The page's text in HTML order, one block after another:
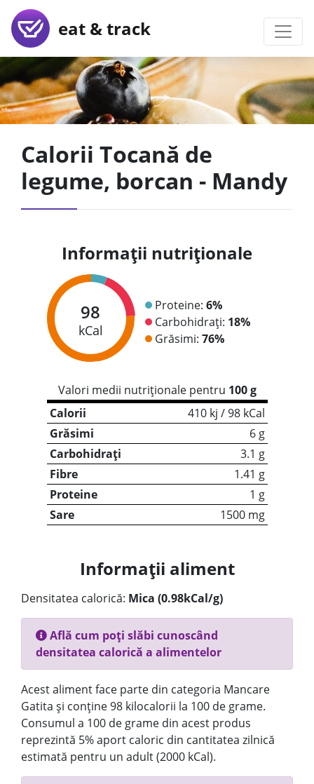
eat & track
Calorii Tocană de
legume, borcan - Mandy
Informații nutriționale
98
kCal
Proteine: 6%
Carbohidrați: 18%
Grăsimi: 76%
Valori medii nutriționale pentru 100 g
Calorii
410 kj / 98 kCal
Grăsimi
6 g
Carbohidrați
3.1 g
Fibre
1.41 g
Proteine
1 g
Sare
1500 mg
Informații aliment
Densitatea calorică: Mica (0.98kCal/g)
Află cum poți slăbi cunoscând
densitatea calorică a alimentelor
Acest aliment face parte din categoria Mancare
Gatita și conține 98 kilocalorii la 100 de grame.
Consumul a 100 de grame din acest produs
reprezintă 5% aport caloric din cantitatea zilnică
estimată pentru un adult (2000 kCal).